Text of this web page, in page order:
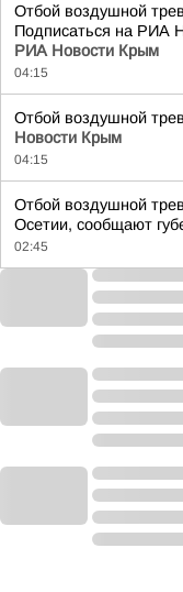
Отбой воздушной
Подписаться на РИА
РИА Новости Крым
04:15
Отбой воздушной
Новости Крым
04:15
Отбой воздушной
Осетии, сообщают
02:45